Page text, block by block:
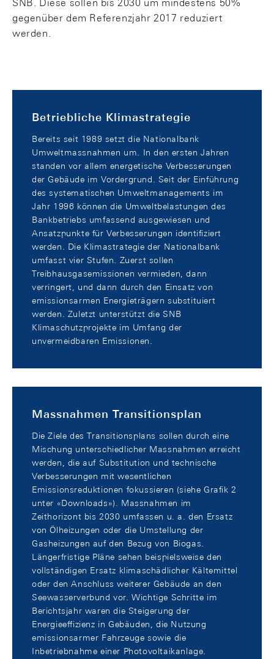
SNB. Diese sollen bis 2030 um mindestens 50%
gegenüber dem Referenzjahr 2017 reduziert
werden.
Betriebliche Klimastrategie
Bereits seit 1989 setzt die Nationalbank
Umweltmassnahmen um. In den ersten Jahren
standen vor allem energetische Verbesserungen
der Gebäude im Vordergrund. Seit der Einführung
des systematischen Umweltmanagements im
Jahr 1996 können die Umweltbelastungen des
Bankbetriebs umfassend ausgewiesen und
Ansatzpunkte für Verbesserungen identifiziert
werden. Die Klimastrategie der Nationalbank
umfasst vier Stufen. Zuerst sollen
Treibhausgasemissionen vermieden, dann
verringert, und dann durch den Einsatz von
emissionsarmen Energieträgern substituiert
werden. Zuletzt unterstützt die SNB
Klimaschutzprojekte im Umfang der
unvermeidbaren Emissionen.
Massnahmen Transitionsplan
Die Ziele des Transitionsplans sollen durch eine
Mischung unterschiedlicher Massnahmen erreicht
werden, die auf Substitution und technische
Verbesserungen mit wesentlichen
Emissionsreduktionen fokussieren (siehe Grafik 2
unter «Downloads»). Massnahmen im
Zeithorizont bis 2030 umfassen u. a. den Ersatz
von Ölheizungen oder die Umstellung der
Gasheizungen auf den Bezug von Biogas.
Längerfristige Pläne sehen beispielsweise den
vollständigen Ersatz klimaschädlicher Kältemittel
oder den Anschluss weiterer Gebäude an den
Seewasserverbund vor. Wichtige Schritte im
Berichtsjahr waren die Steigerung der
Energieeffizienz in Gebäuden, die Nutzung
emissionsarmer Fahrzeuge sowie die
Inbetriebnahme einer Photovoltaikanlage.